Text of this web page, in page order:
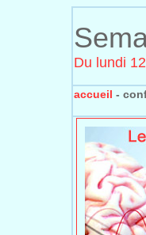
Du lundi
accueil -